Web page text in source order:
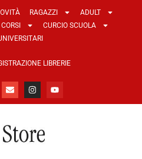
RAGAZZI
ADULT
CORSI
CURCIO SCUOLA
LIBRERIE